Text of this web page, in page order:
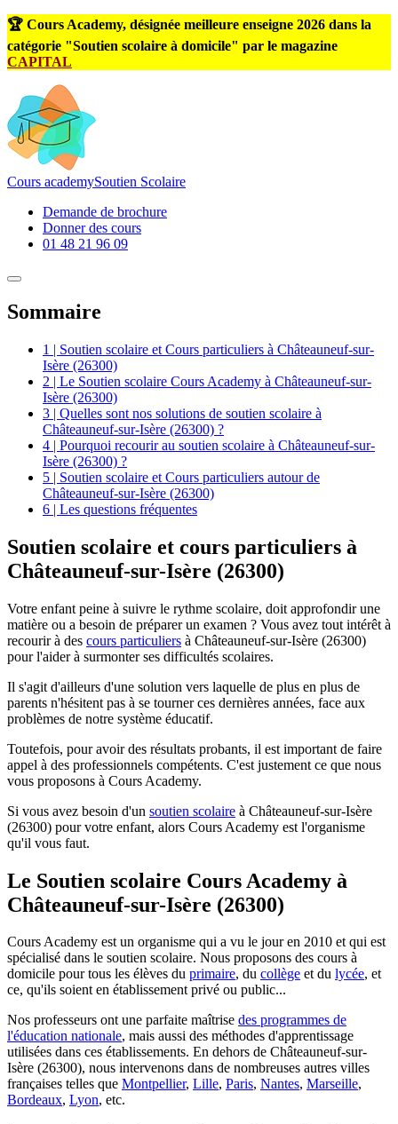
🏆 Cours Academy, désignée meilleure enseigne 2026 dans la
catégorie "Soutien scolaire à domicile" par le magazine
CAPITAL
Cours academySoutien Scolaire
Demande de brochure
Donner des cours
01 48 21 96 09
Sommaire
1 | Soutien scolaire et Cours particuliers à Châteauneuf-sur-
Isère (26300)
2 | Le Soutien scolaire Cours Academy à Châteauneuf-sur-
Isère (26300)
3 | Quelles sont nos solutions de soutien scolaire à
Châteauneuf-sur-Isère (26300) ?
4 | Pourquoi recourir au soutien scolaire à Châteauneuf-sur-
Isère (26300) ?
5 | Soutien scolaire et Cours particuliers autour de
Châteauneuf-sur-Isère (26300)
6 | Les questions fréquentes
Soutien scolaire et cours particuliers à
Châteauneuf-sur-Isère (26300)
Votre enfant peine à suivre le rythme scolaire, doit approfondir une
matière ou a besoin de préparer un examen ? Vous avez tout intérêt à
recourir à des cours particuliers à Châteauneuf-sur-Isère (26300)
pour l'aider à surmonter ses difficultés scolaires.
Il s'agit d'ailleurs d'une solution vers laquelle de plus en plus de
parents n'hésitent pas à se tourner ces dernières années, face aux
problèmes de notre système éducatif.
Toutefois, pour avoir des résultats probants, il est important de faire
appel à des professionnels compétents. C'est justement ce que nous
vous proposons à Cours Academy.
Si vous avez besoin d'un soutien scolaire à Châteauneuf-sur-Isère
(26300) pour votre enfant, alors Cours Academy est l'organisme
qu'il vous faut.
Le Soutien scolaire Cours Academy à
Châteauneuf-sur-Isère (26300)
Cours Academy est un organisme qui a vu le jour en 2010 et qui est
spécialisé dans le soutien scolaire. Nous proposons des cours à
domicile pour tous les élèves du primaire, du collège et du lycée, et
ce, qu'ils soient en établissement privé ou public...
Nos professeurs ont une parfaite maîtrise des programmes de
l'éducation nationale, mais aussi des méthodes d'apprentissage
utilisées dans ces établissements. En dehors de Châteauneuf-sur-
Isère (26300), nous intervenons dans de nombreuses autres villes
françaises telles que Montpellier, Lille, Paris, Nantes, Marseille,
Bordeaux, Lyon, etc.